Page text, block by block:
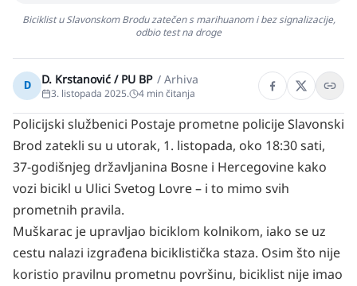
Osmrtnice
Biciklist u Slavonskom Brodu zatečen s marihuanom i bez signalizacije,
odbio test na droge
D D. Krstanović / PU BP / Arhiva
3. listopada 2025. 4 min čitanja
Policijski službenici Postaje prometne policije Slavonski
Brod zatekli su u utorak, 1. listopada, oko 18:30 sati,
37-godišnjeg državljanina Bosne i Hercegovine kako
vozi bicikl u Ulici Svetog Lovre – i to mimo svih
prometnih pravila.
Muškarac je upravljao biciklom kolnikom, iako se uz
cestu nalazi izgrađena biciklistička staza. Osim što nije
koristio pravilnu prometnu površinu, biciklist nije imao